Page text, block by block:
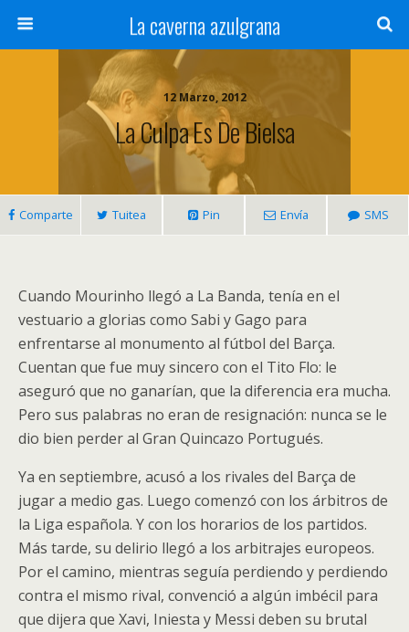
La caverna azulgrana
12 Marzo, 2012
La Culpa Es De Bielsa
Comparte Tuitea Pin Envía SMS
Cuando Mourinho llegó a La Banda, tenía en el
vestuario a glorias como Sabi y Gago para
enfrentarse al monumento al fútbol del Barça.
Cuentan que fue muy sincero con el Tito Flo: le
aseguró que no ganarían, que la diferencia era mucha.
Pero sus palabras no eran de resignación: nunca se le
dio bien perder al Gran Quincazo Portugués.
Ya en septiembre, acusó a los rivales del Barça de
jugar a medio gas. Luego comenzó con los árbitros de
la Liga española. Y con los horarios de los partidos.
Más tarde, su delirio llegó a los arbitrajes europeos.
Por el camino, mientras seguía perdiendo y perdiendo
contra el mismo rival, convenció a algún imbécil para
que dijera que Xavi, Iniesta y Messi deben su brutal